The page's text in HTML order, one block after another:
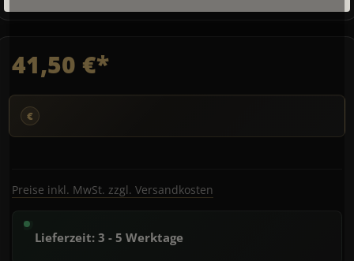
41,50 €*
Preise inkl. MwSt. zzgl. Versandkosten
Lieferzeit: 3 - 5 Werktage